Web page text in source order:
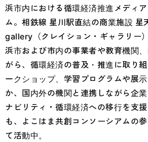
浜市内における循環経済推進メディ
ム。相鉄線 星川駅直結の商業施設
gallery（クレイション・ギャラリー
浜市および市内の事業者や教育機関
がら、循環経済の普及・推進に取り
ークショップ、学習プログラムや展
か、国内外の機関と連携しながら企
ナビリティ・循環経済への移行を支
も、よこはま共創コンソーシアムの
て活動中。